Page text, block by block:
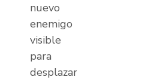
nuevo
enemigo
visible
para
desplazar